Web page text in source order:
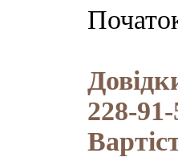
228-